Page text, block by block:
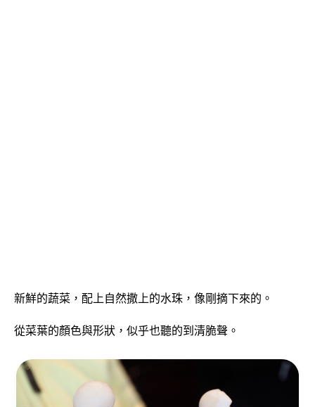
新鮮的蔬菜，配上自然撒上的水珠，像剛摘下來的。
從菜葉的顏色與形狀，似乎也聽的到清脆聲。